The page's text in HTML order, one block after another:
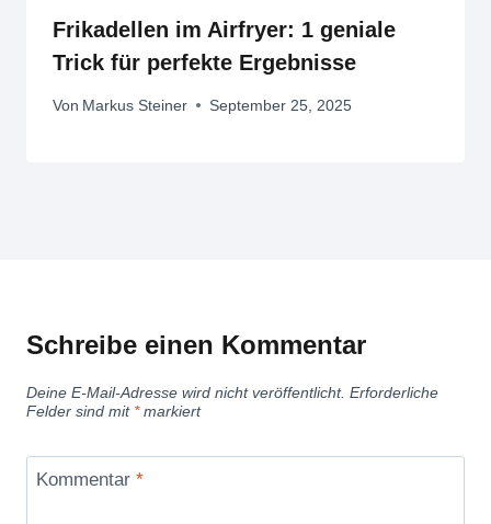
Frikadellen im Airfryer: 1 geniale
Trick für perfekte Ergebnisse
Von Markus Steiner September 25, 2025
Schreibe einen Kommentar
Deine E-Mail-Adresse wird nicht veröffentlicht. Erforderliche
Felder sind mit *markiert
Kommentar *